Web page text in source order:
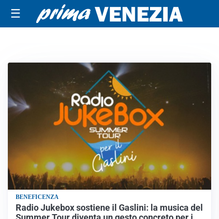
☰
BENEFICENZA
Radio Jukebox sostiene il Gaslini: la musica del